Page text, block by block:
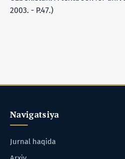
2003. - P.47.)
Navigatsiya
Jurnal haqida